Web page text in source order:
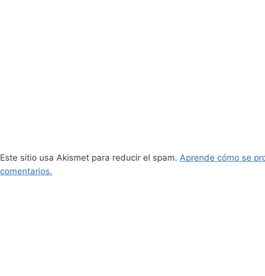
Este sitio usa Akismet para reducir el spam. Aprende cómo se
comentarios.